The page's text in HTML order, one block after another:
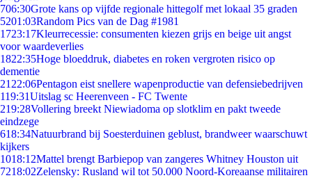
706:30Grote kans op vijfde regionale hittegolf met lokaal 35 graden
5201:03Random Pics van de Dag #1981
1723:17Kleurrecessie: consumenten kiezen grijs en beige uit angst
voor waardeverlies
1822:35Hoge bloeddruk, diabetes en roken vergroten risico op
dementie
21 22:06Pentagon eist snellere wapenproductie van defensiebedrijven
119:31Uitslag sc Heerenveen - FC Twente
219:28Vollering breekt Niewiadoma op slotklim en pakt tweede
eindzege
618:34Natuurbrand bij Soesterduinen geblust, brandweer waarschuwt
kijkers
1018:12Mattel brengt Barbiepop van zangeres Whitney Houston uit
7218:02Zelensky: Rusland wil tot 50.000 Noord-Koreaanse militairen